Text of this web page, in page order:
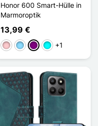
Honor 600 Smart-Hülle in
Marmoroptik
13,99 €
PinkHellblauViolettCyan+1